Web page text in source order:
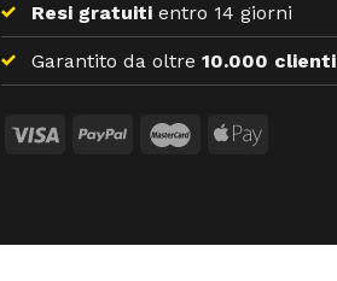
Resi gratuitientro 14 giorni
Garantito da oltre 10.000 clienti